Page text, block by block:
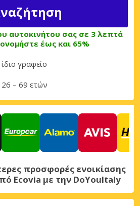
αυτοκινήτου σας σε 3 λεπτά
έως και 65%
γραφείο
26 – 69 ετών
προσφορές ενοικίασης
Ecovia με την DoYouItaly